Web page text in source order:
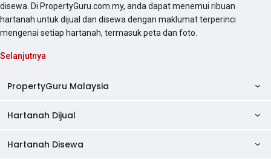
disewa. Di PropertyGuru.com.my, anda dapat menemui ribuan
hartanah untuk dijual dan disewa dengan maklumat terperinci
mengenai setiap hartanah, termasuk peta dan foto.
Selanjutnya
PropertyGuru Malaysia
AskGuru
Hartanah Dijual
Kondo Dijual
Hartanah Disewa